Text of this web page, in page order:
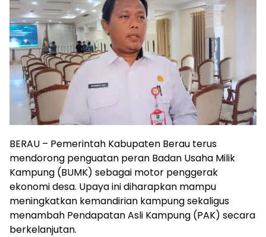
BERAU – Pemerintah Kabupaten Berau terus
mendorong penguatan peran Badan Usaha Milik
Kampung (BUMK) sebagai motor penggerak
ekonomi desa. Upaya ini diharapkan mampu
meningkatkan kemandirian kampung sekaligus
menambah Pendapatan Asli Kampung (PAK) secara
berkelanjutan.